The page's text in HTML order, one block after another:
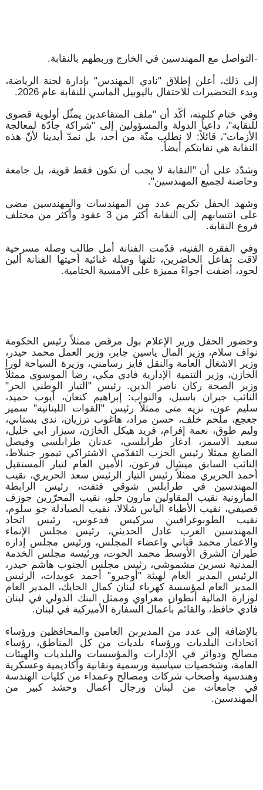
-التواصل مع المهندسين في الخارج وربطهم بالنقابة.
إلى ذلك، أعلن إطلاق "نادي المهندس" بإدارة لجنة الرياضة،
وبدء التحضيرات للاحتفال باليوبيل الماسي للنقابة عام 2026.
وفي ختام كلمته، أكّد أن "ملف المتقاعدين يمثّل أولوية قصوى
للنقابة"، داعياً الدولة والمسؤولين إلى "شراكة جادّة لمعالجة
الأزمات"، قائلاً: لا نطلب منّة من أحد، بل نمدّ أيدينا لأنّ هذه
النقابة هي نقابتكم أيضاً.
وشدّد على أن "النقابة لا يجب أن تكون فقط قوية، بل جامعة
وحاضنة لجميع المهندسين".
وشهد الحفل تكريم عدد من المهندسات والمهندسين مضى
على انتسابهم إلى النقابة أكثر من 3 عقود وأكثر من مختلف
فروع النقابة.
وفي الفقرة الفنية، قدّمت الفنانة أمل طالب وصلة مسرحية
لاقت تفاعل الحاضرين، تلتها وصلة غنائية أحيتها الفنانة ألين
لحود، أضفت أجواءً مميزة على الأمسية الختامية.
وحضور الحفل وزير الإعلام بول مرقص ممثلاً رئيس الحكومة
نواف سلام، وزير المال ياسين جابر، وزير العمل محمد حيدر،
وزير الاشغال العامة والنقل فايز رسامني، وزيرة السياحة لورا
الخازن، وزير التنمية الإدارية فادي مكي، رضا الموسوي ممثلاً
وزير الصحة ركان ناصر الدين. رئيس "التيار الوطني الحر"
النائب جبران باسيل، والنواب: إبراهيم كنعان، أيوب حميد،
سليم عون، نزيه متى ممثلاً رئيس "القوات اللبنانية" سمير
جعجع، ملحم خلف، حسن مراد، هاغوب ترزيان، ندى بستاني،
وليم طوق، نعمة إفرام، فريد هيكل الخازن، سيزار ابي خليل،
سعيد الاسمر، ادغار طرابلسي، عدنان طرابلسي وفيصل
الصايغ ممثلا رئيس الحزب التقدّمي الاشتراكي تيمور جنبلاط،
النائب السابق ميشال فرعون، الأمين العام لتيار المستقبل
أحمد الحريري ممثلاً رئيس التيار الرئيس سعد الحريري، نقيب
المهندسين في طرابلس شوقي فتفت، رئيس الرابطة
المارونية نقيب المقاولين مارون حلو، نقيب المحرّرين جوزف
قصيفي، نقيب الأطباء الياس شلالا، نقيب الصيادلة جو سلوم،
نقيب الطوبوغرافيين سركيس فدعوس، رئيس اتحاد
المهندسين العرب عادل الحديثي، رئيس مجلس الإنماء
والاعمار محمد قباني واعضاء المجلس، ورئيس مجلس إدارة
طيران الشرق الأوسط محمد الحوت، ورئيسة مجلس الخدمة
المدنية نسرين مشموشي، رئيس مجلس الجنوب هاشم حيدر،
الرئيس المدير العام لهيئة "أوجيرو" أحمد عويدات، الرئيس
المدير العام لمؤسسة كهرباء لبنان كمال الحايك، المدير العام
لوزارة المالية أنطوان معراوي وممثل البنك الدولي في لبنان
فادي حافظ، والقائم بأعمال السفارة الأميركية في لبنان.
بالإضافة إلى عدد من المديربن العامين والمحافظين ورؤساء
اتحادات البلديات ورؤساء بلديات من كل المناطق، رؤساء
مصالح ودوائر في الإدارات والمؤسسات والبلديات والهيئات
العامة، وشخصيات سياسية ورسمية ونقابية وأكاديمية وعسكرية
وهندسية وأصحاب شركات ومصالح وعمداء من كليات الهندسة
في جامعات من لبنان ورجال أعمال وحشد كبير من
المهندسين.